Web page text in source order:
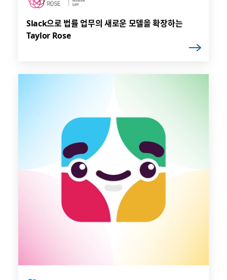
Slack으로 법률 업무의 새로운 모델을 확장하는
Taylor Rose